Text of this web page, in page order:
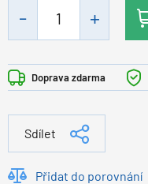
Doprava zdarma
Sdílet
Přidat do porovnání